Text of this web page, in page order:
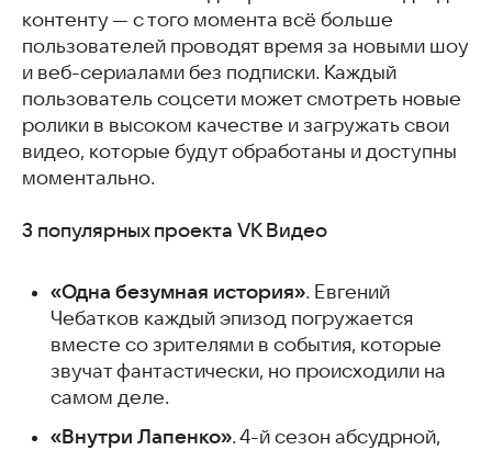
контенту — с того момента всё больше
пользователей проводят время за новыми шоу
и веб-сериалами без подписки. Каждый
пользователь соцсети может смотреть новые
ролики в высоком качестве и загружать свои
видео, которые будут обработаны и доступны
моментально.
3 популярных проекта VK Видео
«Одна безумная история». Евгений
Чебатков каждый эпизод погружается
вместе со зрителями в события, которые
звучат фантастически, но происходили на
самом деле.
«Внутри Лапенко». 4-й сезон абсудрной,